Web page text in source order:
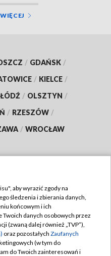
/ GDAŃSK /
/ KIELCE /
ŁÓDŹ / OLSZTYN /
/ RZESZÓW /
/ WROCŁAW
TVP
aby wyrazić zgody na
śledzenia i zbierania danych,
końcowym i ich
danych osobowych przez
(zwaną dalej również „TVP”),
oraz pozostałych Zaufanych
(w tym do
do Twoich zainteresowań i